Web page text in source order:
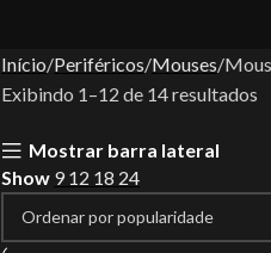
Início Periféricos Mouses
Exibindo 1–12 de 14 resultados
Mostrar barra lateral
Show 9 12 18 24